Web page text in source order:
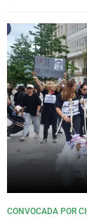
CONVOCADA POR